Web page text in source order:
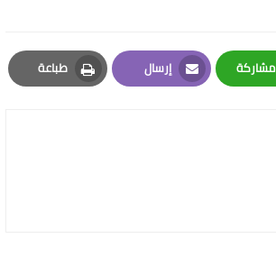
مشاركة
Whatsapp
إرسال
Email
طباعة
Print